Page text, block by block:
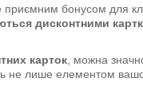
бонусом для
дисконтними
карток, можна
не лише елементом